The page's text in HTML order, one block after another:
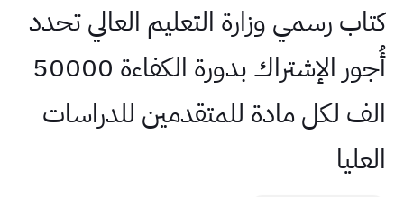
كتاب رسمي وزارة التعليم العالي تحدد
أُجور الإشتراك بدورة الكفاءة 50000
الف لكل مادة للمتقدمين للدراسات
العليا